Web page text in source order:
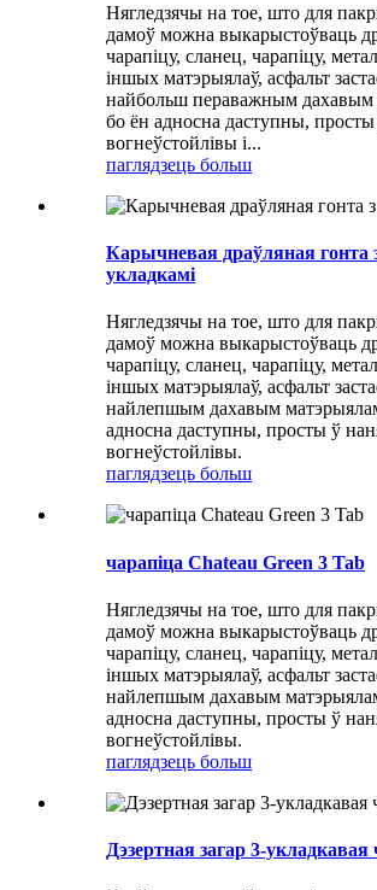
Нягледзячы на ​​тое, што для
дамоў можна выкарыстоўваць
чарапіцу, сланец, чарапіцу,
іншых матэрыялаў, асфальт
найбольш пераважным дахавым
бо ён адносна даступны, просты
вогнеўстойлівы і...
паглядзець больш
Карычневая драўляная гонта
укладкамі
Нягледзячы на ​​тое, што для
дамоў можна выкарыстоўваць
чарапіцу, сланец, чарапіцу,
іншых матэрыялаў, асфальт
найлепшым дахавым
адносна даступны, просты ў
вогнеўстойлівы.
паглядзець больш
чарапіца Chateau Green 3 Tab
Нягледзячы на ​​тое, што для
дамоў можна выкарыстоўваць
чарапіцу, сланец, чарапіцу,
іншых матэрыялаў, асфальт
найлепшым дахавым
адносна даступны, просты ў
вогнеўстойлівы.
паглядзець больш
Дэзертная загар 3-укладкавая